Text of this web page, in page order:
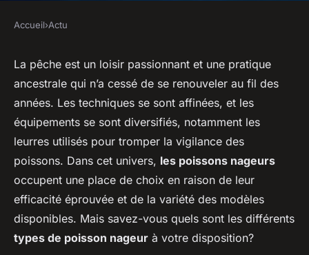
Quels sont les différents types
de poisson nageur?
diane•27 avril 2024•2 min de lecture
Accueil›Actu
La pêche est un loisir passionnant et une pratique
ancestrale qui n’a cessé de se renouveler au fil des
années. Les techniques se sont affinées, et les
équipements se sont diversifiés, notamment les
leurres utilisés pour tromper la vigilance des
poissons. Dans cet univers, les poissons nageurs
occupent une place de choix en raison de leur
efficacité éprouvée et de la variété des modèles
disponibles. Mais savez-vous quels sont les différents
types de poisson nageur à votre disposition?